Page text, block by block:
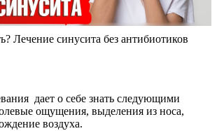
Лечение синусита без антибиотиков
дает о себе знать следующими
ощущения, выделения из носа,
воздуха.